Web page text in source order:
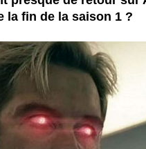
la fin de la saison 1 ?